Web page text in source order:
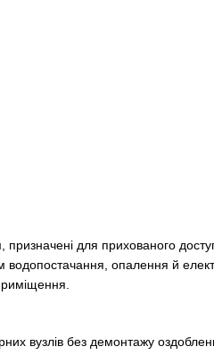
для прихованого
водопостачання, опалення й
вузлів без демонтажу